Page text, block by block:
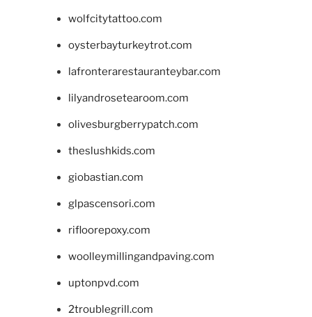
wolfcitytattoo.com
oysterbayturkeytrot.com
lafronterarestauranteybar.com
lilyandrosetearoom.com
olivesburgberrypatch.com
theslushkids.com
giobastian.com
glpascensori.com
rifloorepoxy.com
woolleymillingandpaving.com
uptonpvd.com
2troublegrill.com